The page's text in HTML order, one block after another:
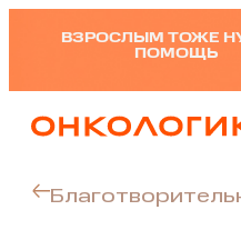
ВЗРОСЛЫМ ТОЖЕ
ПОМОЩЬ